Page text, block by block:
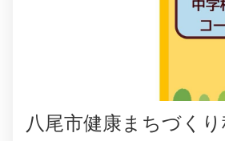
⼋尾市健康まちづく